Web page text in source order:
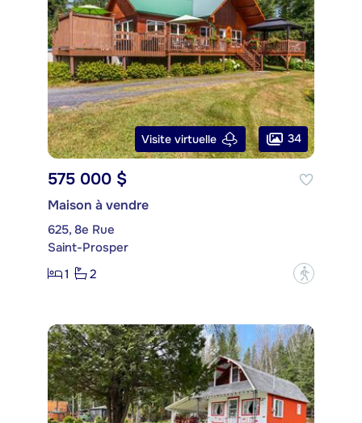
Visite virtuelle 34
575 000 $
Maison à vendre
625, 8e Rue
Saint-Prosper
1
2 ?